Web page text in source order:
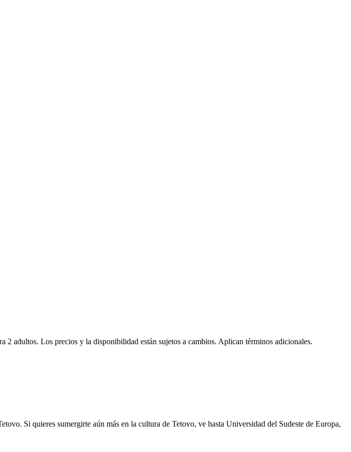
2 adultos. Los precios y la disponibilidad están sujetos a cambios. Aplican términos adicionales.
Si quieres sumergirte aún más en la cultura de Tetovo, ve hasta Universidad del Sudeste de Europa,